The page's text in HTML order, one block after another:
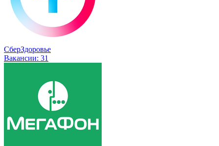
СберЗдоровье
Вакансии: 31